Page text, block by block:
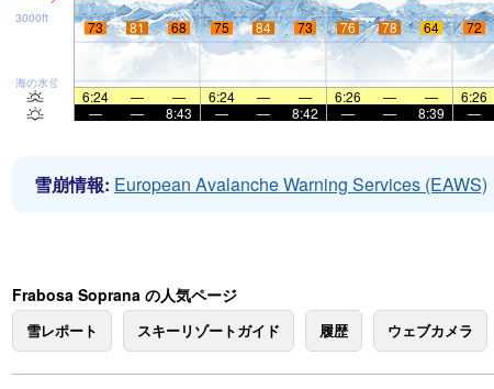
海の水位
3000ft 73 81 68 75 84 73 76 78 64 72
6:24 — — 6:24 — — 6:26 — — 6:26
—
— 8:43 — — 8:42 — — 8:39 —
雪崩情報: European Avalanche Warning Services (EAWS)
Frabosa Soprana の人気ページ
雪レポート スキーリゾートガイド 履歴 ウェブカメラ